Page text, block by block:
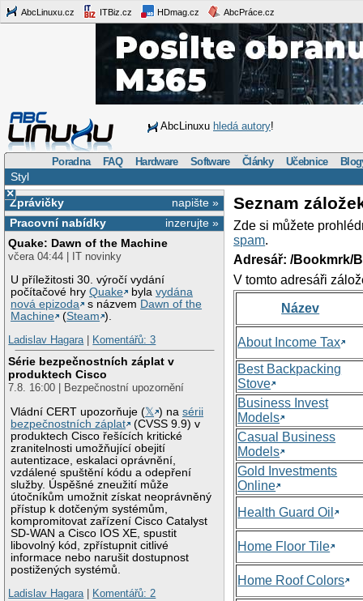
AbcLinuxu.cz ITBiz.cz HDmag.cz AbcPráce.cz
AbcLinuxu hledá autory!
Poradna FAQ Hardware Software Články Učebnice
Styl
×
napište »
Zprávičky
inzerujte »
Pracovní nabídky
Quake: Dawn of the Machine
včera 04:44 | IT novinky
U příležitosti 30. výročí vydání
počítačové hryQuake bylavydána
nová epizoda
s názvem Dawn of the
Machine
(Steam ).
Ladislav Hagara| Komentářů: 3
Série bezpečnostních záplat v
produktech Cisco
7.8. 16:00 | Bezpečnostní upozornění
Vládní CERT upozorňuje (𝕏 ) nasérii
bezpečnostních záplat
(CVSS 9.9) v
produktech Cisco řešících kritické
zranitelnosti umožňující obejití
autentizace, eskalaci oprávnění,
vzdálené spuštění kódu a odepření
služby. Úspěšné zneužití může
útočníkům umožnit získat neoprávněný
přístup k dotčeným systémům,
kompromitovat zařízení Cisco Catalyst
SD-WAN a Cisco IOS XE, spustit
libovolný kód, zpřístupnit citlivé
informace nebo narušit dostupnost
postižených systémů.
Ladislav Hagara| Komentářů: 2
Seznam
Zde si můžete
spam.
Adresář: /Bookmrk/
V tomto adresáři
Název
About Income Tax
Best Backpacking
Stove
Business Invest
Models
Casual Business
Models
Gold Investments
Online
Health Guard Oil
Home Floor Tile
Home Roof Colors